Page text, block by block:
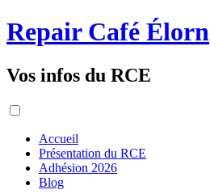
Repair Café Élorn
Vos infos du RCE
Accueil
Présentation du RCE
Adhésion 2026
Blog